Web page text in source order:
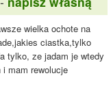
wielka ochote na
ciastka,tylko
tylko, ze jadam je wtedy
mam rewolucje